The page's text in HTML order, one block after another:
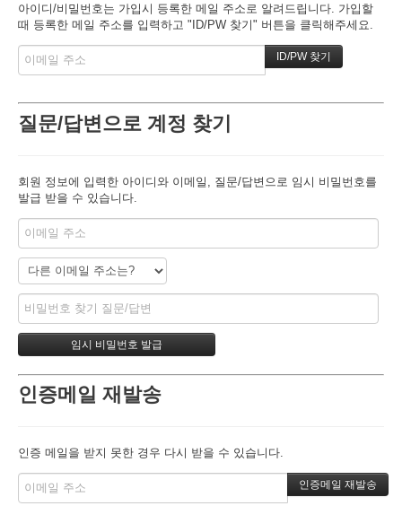
아이디/비밀번호는 가입시 등록한 메일 주소로 알려드립니다. 가입할
때 등록한 메일 주소를 입력하고 "ID/PW 찾기" 버튼을 클릭해주세요.
질문/답변으로 계정 찾기
회원 정보에 입력한 아이디와 이메일, 질문/답변으로 임시 비밀번호를
발급 받을 수 있습니다.
인증메일 재발송
인증 메일을 받지 못한 경우 다시 받을 수 있습니다.